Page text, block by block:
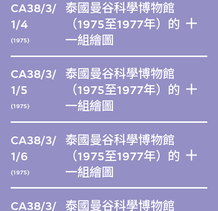
CA38/3/
1/4
(1975)
泰國曼谷科學博物館
（1975至1977年）的
一組繪圖
CA38/3/
1/5
(1975)
泰國曼谷科學博物館
（1975至1977年）的
一組繪圖
CA38/3/
1/6
(1975)
泰國曼谷科學博物館
（1975至1977年）的
一組繪圖
CA38/3/
泰國曼谷科學博物館